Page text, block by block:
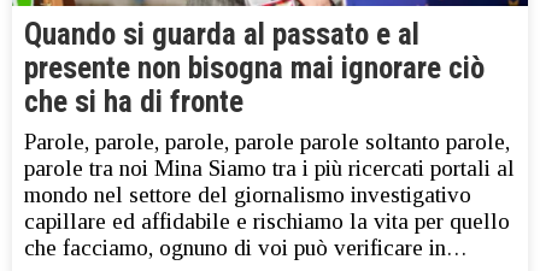
Quando si guarda al passato e al
presente non bisogna mai ignorare ciò
che si ha di fronte
Parole, parole, parole, parole parole soltanto parole,
parole tra noi Mina Siamo tra i più ricercati portali al
mondo nel settore del giornalismo investigativo
capillare ed affidabile e rischiamo la vita per quello
che facciamo, ognuno di voi può verificare in…